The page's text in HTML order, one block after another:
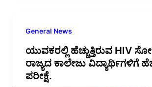
General News
ಯುವಕರಲ್ಲಿ ಹೆಚ್ಚುತ್ತಿರುವ HIV
ರಾಜ್ಯದ ಕಾಲೇಜು ವಿದ್ಯಾರ್ಥಿಗಳಿಗೆ
ಪರೀಕ್ಷೆ.